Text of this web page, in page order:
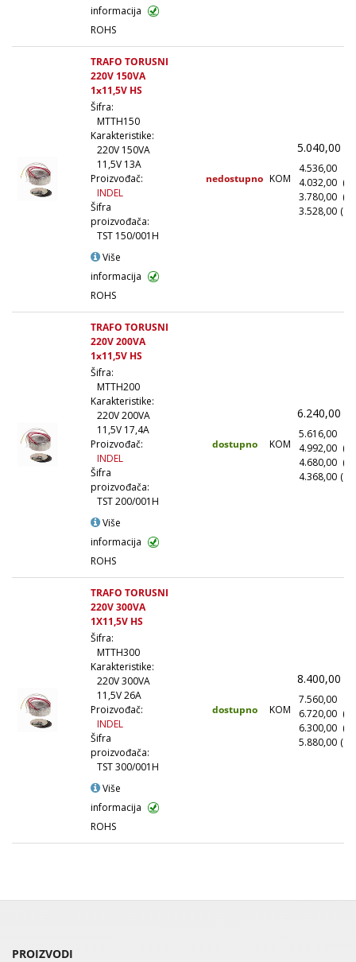
informacija
ROHS
TRAFO TORUSNI
220V 150VA
1x11,5V HS
Šifra:
MTTH150
Karakteristike:
220V 150VA
11,5V 13A
Proizvođač:
INDEL
Šifra
proizvođača:
TST 150/001H
Više
informacija
ROHS
nedostupno KOM
5.040,00
4.536,00
4.032,00
3.780,00
3.528,00
TRAFO TORUSNI
220V 200VA
1x11,5V HS
Šifra:
MTTH200
Karakteristike:
220V 200VA
11,5V 17,4A
Proizvođač:
INDEL
Šifra
proizvođača:
TST 200/001H
Više
informacija
ROHS
dostupno KOM
6.240,00
5.616,00
4.992,00
4.680,00
4.368,00
TRAFO TORUSNI
220V 300VA
1X11,5V HS
Šifra:
MTTH300
Karakteristike:
220V 300VA
11,5V 26A
Proizvođač:
INDEL
Šifra
proizvođača:
TST 300/001H
Više
informacija
ROHS
dostupno KOM
8.400,00
7.560,00
6.720,00
6.300,00
5.880,00
PROIZVODI